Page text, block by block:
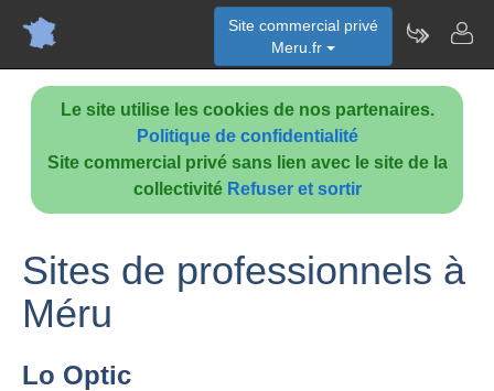
Le site utilise les cookies de nos partenaires.
Politique de confidentialité
Site commercial privé sans lien avec le site de la
collectivité Refuser et sortir
Site commercial privé
Meru.fr
Sites de professionnels à
Méru
Lo Optic